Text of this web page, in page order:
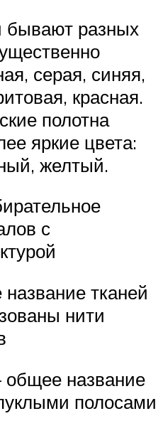
бывают разных
серая, синяя,
красная.
полотна
яркие цвета:
желтый.
с
тканей
нити
название
полосами